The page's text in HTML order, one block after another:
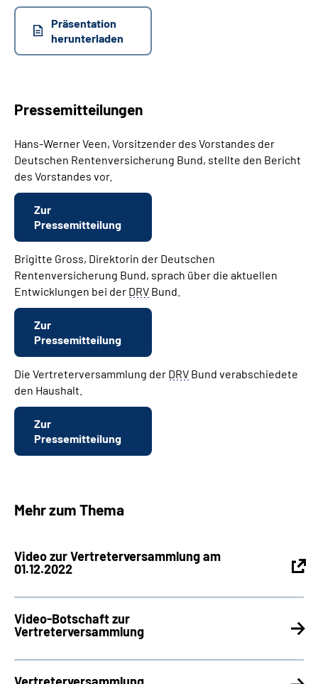
Präsentation
herunterladen
Pressemitteilungen
Hans-Werner Veen, Vorsitzender des Vorstandes der
Deutschen Rentenversicherung Bund, stellte den Bericht
des Vorstandes vor.
Zur
Pressemitteilung
Brigitte Gross, Direktorin der Deutschen
Rentenversicherung Bund, sprach über die aktuellen
Entwicklungen bei der DRV Bund.
Zur
Pressemitteilung
Die Vertreterversammlung der DRV Bund verabschiedete
den Haushalt.
Zur
Pressemitteilung
Mehr zum Thema
Video zur Vertreterversammlung am
01.12.2022
Video-Botschaft zur
Vertreterversammlung
Vertreterversammlung